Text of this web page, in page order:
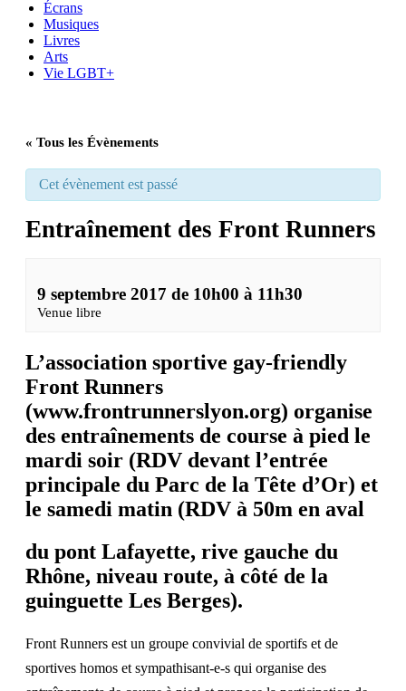
Écrans
Musiques
Livres
Arts
Vie LGBT+
« Tous les Évènements
Cet évènement est passé
Entraînement des Front Runners
9 septembre 2017 de 10h00 à 11h30
Venue libre
L’association sportive gay-friendly
Front Runners
(www.frontrunnerslyon.org) organise
des entraînements de course à pied le
mardi soir (RDV devant l’entrée
principale du Parc de la Tête d’Or) et
le samedi matin (RDV à 50m en aval
du pont Lafayette, rive gauche du
Rhône, niveau route, à côté de la
guinguette Les Berges).
Front Runners est un groupe convivial de sportifs et de
sportives homos et sympathisant-e-s qui organise des